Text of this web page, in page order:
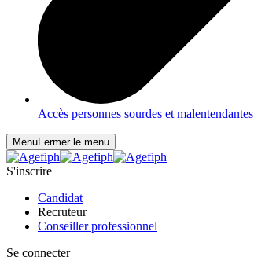
Accès personnes sourdes et malentendantes
MenuFermer le menu
S'inscrire
Candidat
Recruteur
Conseiller professionnel
Se connecter